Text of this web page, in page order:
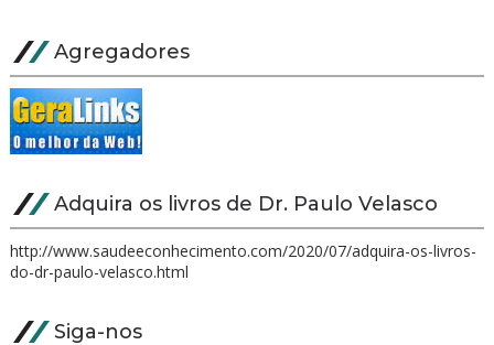
Agregadores
Adquira os livros de Dr. Paulo Velasco
http://www.saudeeconhecimento.com/2020/07/adquira-os-livros-
do-dr-paulo-velasco.html
Siga-nos